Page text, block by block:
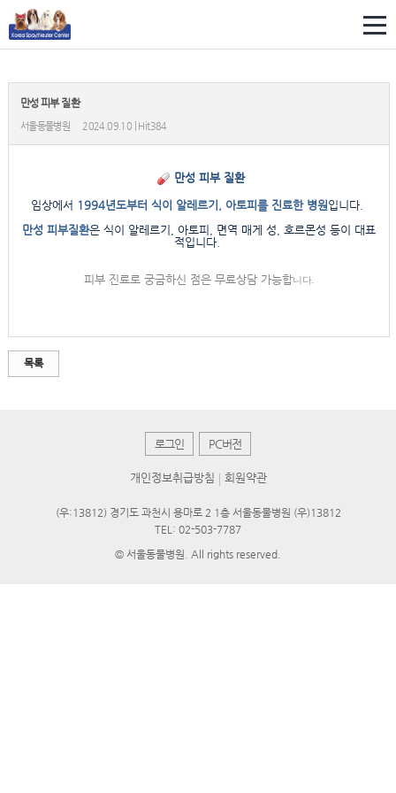
만성 피부 질환
서울동물병원 2024.09.10 | Hit384
만성 피부 질환
임상에서 1994년도부터 식이 알레르기, 아토피를 진료한 병원 입니다.
만성 피부질환은 식이 알레르기, 아토피, 면역 매게 성, 호르몬성 등이 대표
적입니다.
피부 진료로 궁금하신 점은무료상담 가능합니다.
목록
로그인 PC버전
개인정보취급방침 회원약관
(우:13812) 경기도 과천시 용마로 2 1층 서울동물병원 (우)13812
TEL: 02-503-7787
© 서울동물병원. All rights reserved.